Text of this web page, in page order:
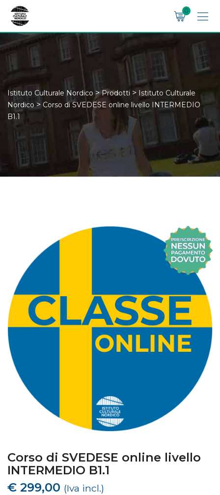
Skip
content
0
Istituto Culturale Nordico >Prodotti > Istituto Culturale
Nordico> Corso di SVEDESE online livello INTERMEDIO
B1.1
Corso di SVEDESE online livello
INTERMEDIO B1.1
€ 299,00 (Iva incl.)